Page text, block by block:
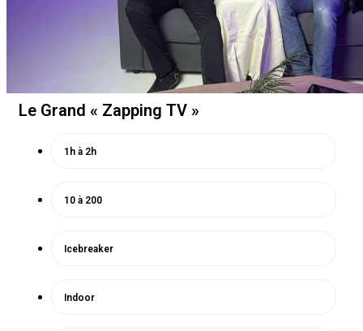
Le Grand « Zapping TV »
1h à 2h
10 à 200
Icebreaker
Indoor